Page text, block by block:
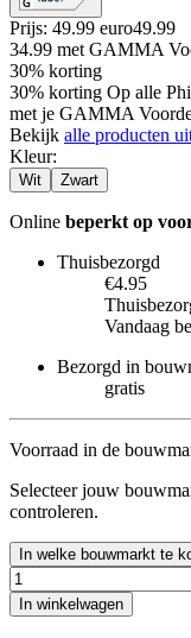
Prijs: 49.99 euro49.99
34.99 met GAMMA
30% korting
30% korting Op alle
met je GAMMA
Bekijk alle producten
Kleur:
Wit Zwart
Online beperkt op
Thuisbezorgd
€4.95
Vandaag
Bezorgd in
gratis
Voorraad in de
Selecteer jouw
controleren.
In welke bouwmarkt te
In winkelwagen